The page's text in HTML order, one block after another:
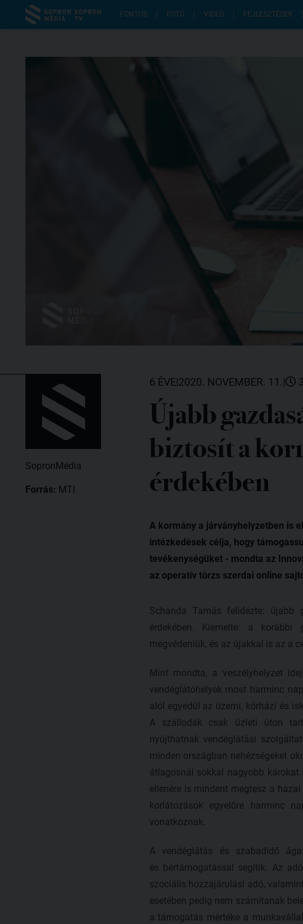
FONTOS FOTÓ VIDEÓ FEJLESZTÉSEK
SopronMédia
Forrás: MTI
6 ÉVE|2020. NOVEMBER. 11.|
Újabb
biztosít a
érdekében
​A kormány a járványhelyzetben is
intézkedések célja, hogy
tevékenységüket - mondta az
az operatív törzs szerdai online
Schanda Tamás felidézte: újabb
érdekében. Kiemelte: a korábbi
megvédeniük, és az újakkal is az a
Mint mondta, a veszélyhelyzet
vendéglátóhelyek most harminc
alól egyedül az üzemi, kórházi és
A szállodák csak üzleti úton
nyújthatnak vendéglátási
minden országban nehézségeket
átlagosnál sokkal nagyobb károkat
ellenére is mindent megtesz a
korlátozások egyelőre harminc
vonatkoznak.
A vendéglátás és szabadidő
és bértámogatással segítik. Az
szociális hozzájárulási adó,
esetében pedig nem számítanak
a támogatás mértéke a